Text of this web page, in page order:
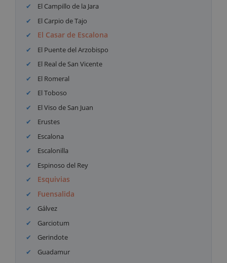
El Campillo de la Jara
El Carpio de Tajo
El Casar de Escalona
El Puente del Arzobispo
El Real de San Vicente
El Romeral
El Toboso
El Viso de San Juan
Erustes
Escalona
Escalonilla
Espinoso del Rey
Esquivias
Fuensalida
Gálvez
Garciotum
Gerindote
Guadamur